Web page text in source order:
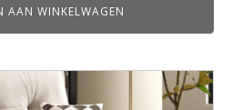
AAN WINKELWAGEN